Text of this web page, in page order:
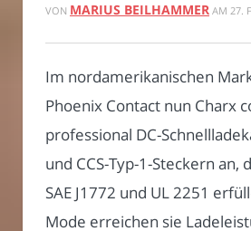
VON MARIUS BEILHAMMER AM 27.
Im nordamerikanischen
Phoenix Contact nun Charx
professional DC-
und CCS-Typ-1-Steckern an,
SAE J1772 und UL 2251
Mode erreichen sie